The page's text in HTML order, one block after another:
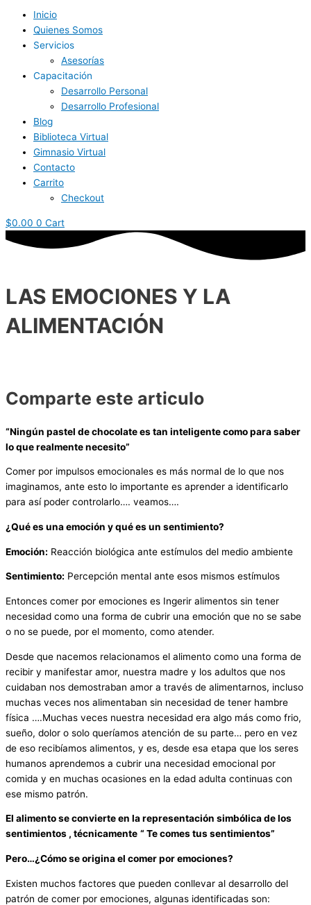
Inicio
Quienes Somos
Servicios
Asesorías
Capacitación
Desarrollo Personal
Desarrollo Profesional
Blog
Biblioteca Virtual
Gimnasio Virtual
Contacto
Carrito
Checkout
$0.00 0 Cart
LAS EMOCIONES Y LA
ALIMENTACIÓN
Comparte este articulo
“Ningún pastel de chocolate es tan inteligente como para saber
lo que realmente necesito”
Comer por impulsos emocionales es más normal de lo que nos
imaginamos, ante esto lo importante es aprender a identificarlo
para así poder controlarlo…. veamos….
¿Qué es una emoción y qué es un sentimiento?
Emoción: Reacción biológica ante estímulos del medio ambiente
Sentimiento: Percepción mental ante esos mismos estímulos
Entonces comer por emociones es Ingerir alimentos sin tener
necesidad como una forma de cubrir una emoción que no se sabe
o no se puede, por el momento, como atender.
Desde que nacemos relacionamos el alimento como una forma de
recibir y manifestar amor, nuestra madre y los adultos que nos
cuidaban nos demostraban amor a través de alimentarnos, incluso
muchas veces nos alimentaban sin necesidad de tener hambre
física ….Muchas veces nuestra necesidad era algo más como frio,
sueño, dolor o solo queríamos atención de su parte… pero en vez
de eso recibíamos alimentos, y es, desde esa etapa que los seres
humanos aprendemos a cubrir una necesidad emocional por
comida y en muchas ocasiones en la edad adulta continuas con
ese mismo patrón.
El alimento se convierte en la representación simbólica de los
sentimientos , técnicamente “ Te comes tus sentimientos”
Pero…¿Cómo se origina el comer por emociones?
Existen muchos factores que pueden conllevar al desarrollo del
patrón de comer por emociones, algunas identificadas son: